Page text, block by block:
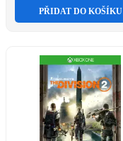
PŘIDAT DO KOŠÍKU